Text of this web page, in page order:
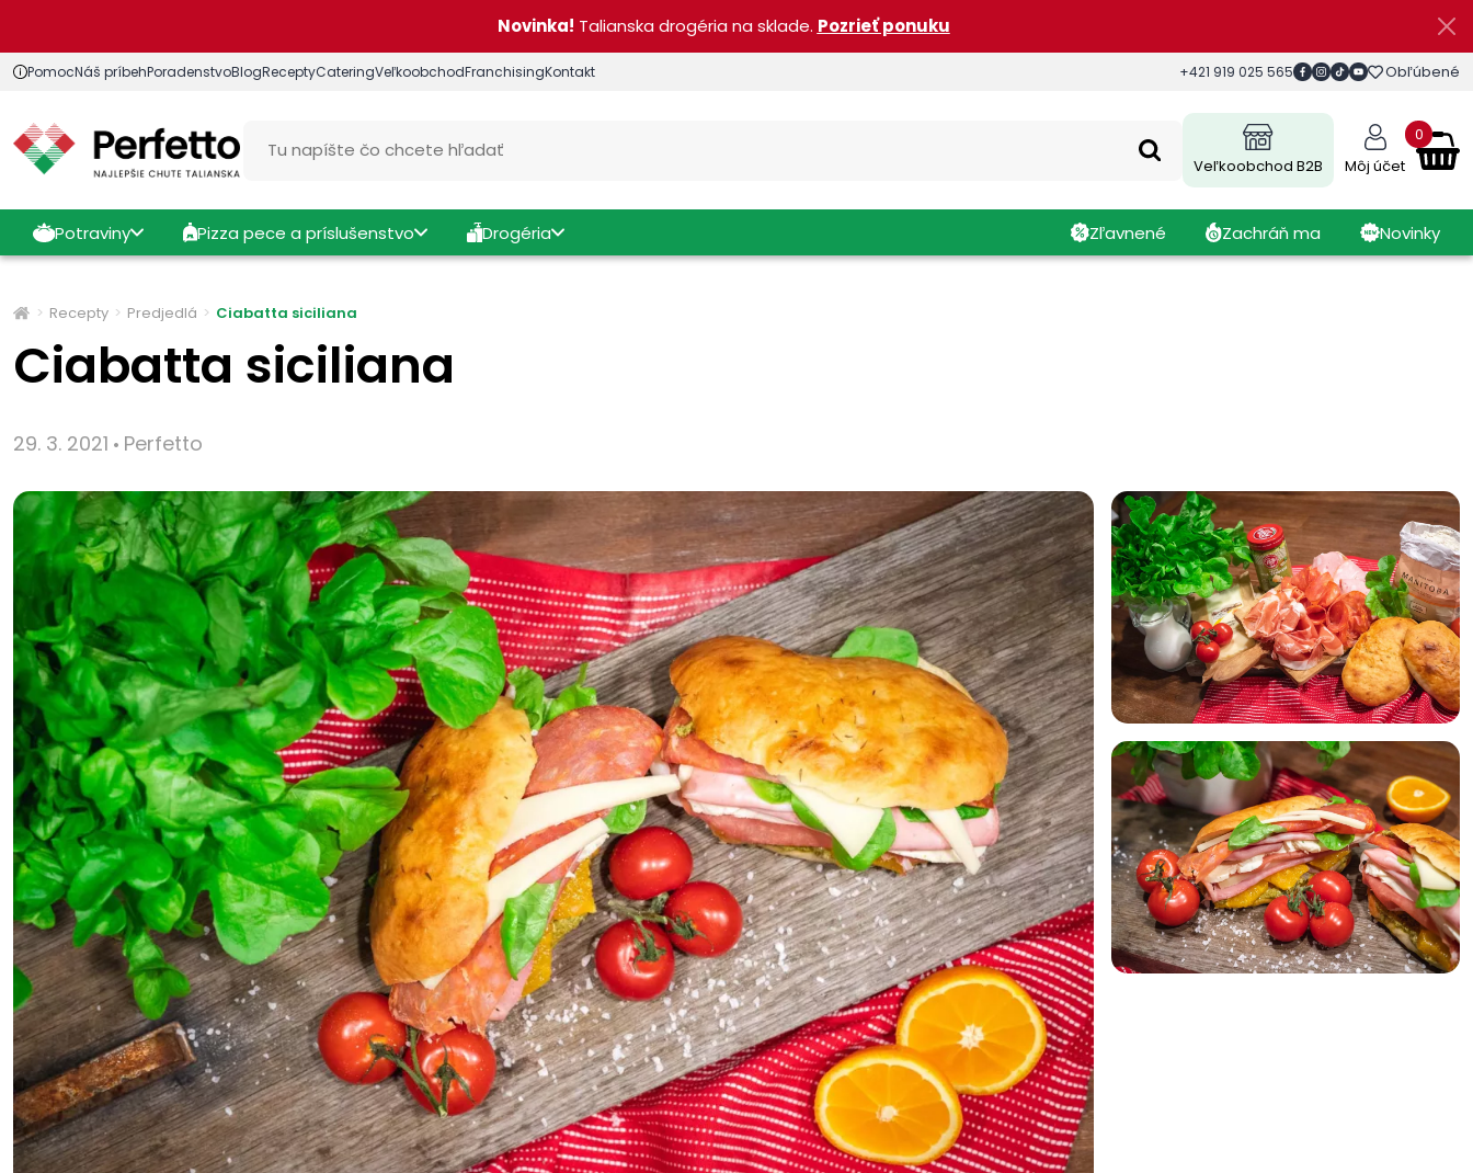
Novinka! Talianska drogéria na sklade. Pozrieť ponuku
PomocNáš príbehPoradenstvoBlogReceptyCateringVeľkoobchodFranchisingKontakt +421 919 025 565 Obľúbené
Veľkoobchod B2B Môj účet
0
Potraviny Pizza pece a príslušenstvo Drogéria Zľavnené Zachráň ma Novinky
Recepty Predjedlá Ciabatta siciliana
Ciabatta siciliana
29. 3. 2021 • Perfetto